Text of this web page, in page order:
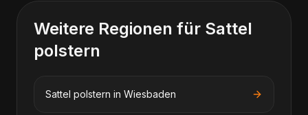
Weitere Regionen für Sattel
polstern
Sattel polstern in Wiesbaden